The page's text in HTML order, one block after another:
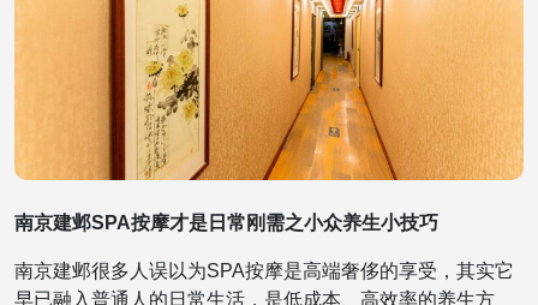
南京建邺SPA按摩才是日常刚需之小众养生小技巧
南京建邺很多人误以为SPA按摩是高端奢侈的享受，其实它
早已融入普通人的日常生活，是低成本、高效率的养生方